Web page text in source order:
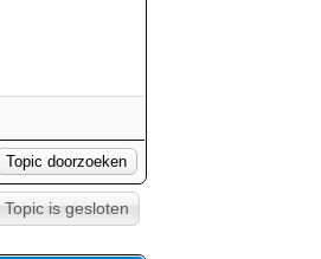
Topic is gesloten